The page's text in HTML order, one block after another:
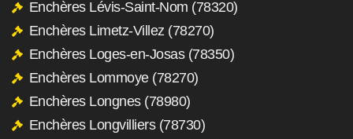
Enchères Lévis-Saint-Nom (78320)
Enchères Limetz-Villez (78270)
Enchères Loges-en-Josas (78350)
Enchères Lommoye (78270)
Enchères Longnes (78980)
Enchères Longvilliers (78730)